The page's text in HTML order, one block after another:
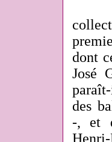
On
dont
José
des
-, et